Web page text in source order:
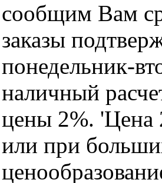
сообщим Вам
заказы
понедельник-
наличный
цены 2%. 'Цена
или при